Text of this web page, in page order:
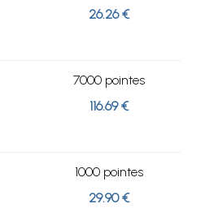
26.26 €
7000 pointes
116.69 €
1000 pointes
29.90 €